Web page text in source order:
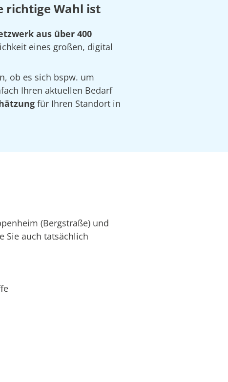
richtige Wahl ist
aus über 400
eines großen, digital
ob es sich bspw. um
Ihren aktuellen Bedarf
für Ihren Standort in
(Bergstraße) und
Sie auch tatsächlich